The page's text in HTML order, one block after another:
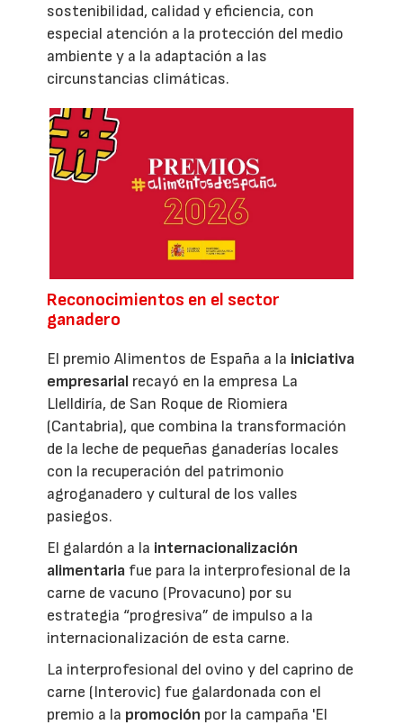
sostenibilidad, calidad y eficiencia, con
especial atención a la protección del medio
ambiente y a la adaptación a las
circunstancias climáticas.
Reconocimientos en el sector
ganadero
El premio Alimentos de España a la iniciativa
empresarial recayó en la empresa La
Llelldiría, de San Roque de Riomiera
(Cantabria), que combina la transformación
de la leche de pequeñas ganaderías locales
con la recuperación del patrimonio
agroganadero y cultural de los valles
pasiegos.
El galardón a la internacionalización
alimentaria fue para la interprofesional de la
carne de vacuno (Provacuno) por su
estrategia “progresiva” de impulso a la
internacionalización de esta carne.
La interprofesional del ovino y del caprino de
carne (Interovic) fue galardonada con el
premio a la promoción por la campaña 'El